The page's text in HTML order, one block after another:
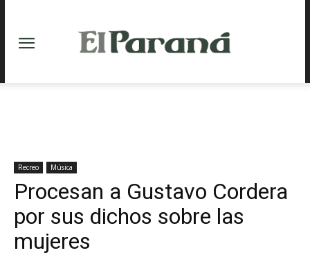
Recreo Música
Procesan a Gustavo Cordera
por sus dichos sobre las
mujeres